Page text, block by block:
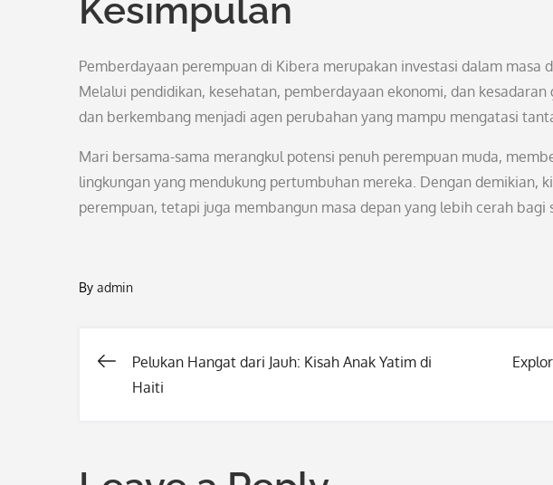
Kesimpulan
Pemberdayaan perempuan di Kibera merupakan investasi dalam masa
Melalui pendidikan, kesehatan, pemberdayaan ekonomi, dan
dan berkembang menjadi agen perubahan yang mampu mengatasi
Mari bersama-sama merangkul potensi penuh perempuan muda,
lingkungan yang mendukung pertumbuhan mereka. Dengan demikian,
perempuan, tetapi juga membangun masa depan yang lebih cerah bagi
By admin
Post
Pelukan Hangat dari Jauh: Kisah Anak Yatim di
Haiti